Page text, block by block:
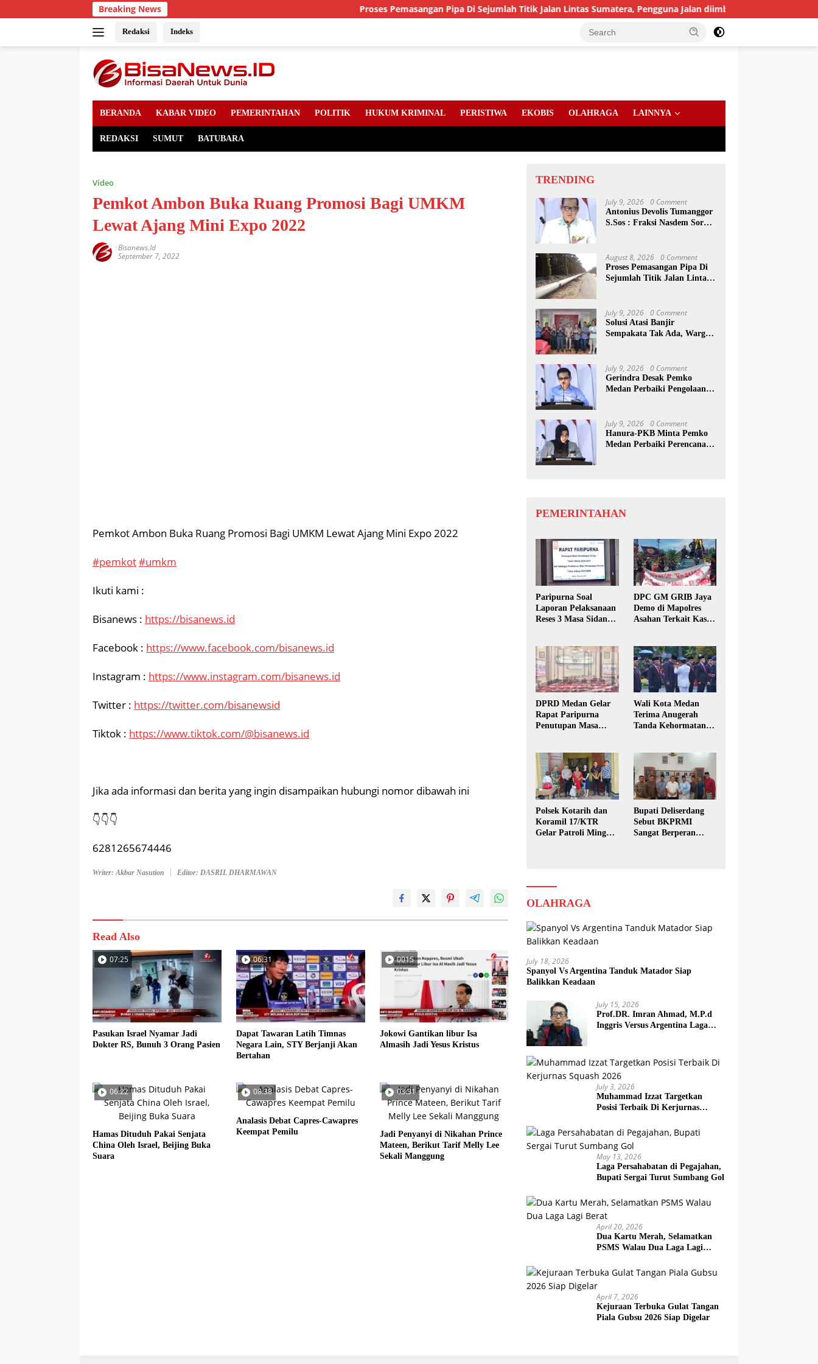
to
Breaking News Proses Pemasangan Pipa Di Sejumlah Titik Jalan Lintas Sumatera, Pengguna Jalan diimbau Untuk meningkatkan
Redaksi Indeks
BERANDA KABAR VIDEO PEMERINTAHAN POLITIK HUKUM KRIMINAL PERISTIWA EKOBIS OLAHRAGA LAINNYA
REDAKSI SUMUT BATUBARA
Video
Pemkot Ambon Buka Ruang Promosi Bagi UMKM
Lewat Ajang Mini Expo 2022
Bisanews.id
September 7, 2022
Pemkot Ambon Buka Ruang Promosi Bagi UMKM Lewat Ajang Mini Expo 2022
#pemkot#umkm
Ikuti kami :
Bisanews : https://bisanews.id
Facebook : https://www.facebook.com/bisanews.id
Instagram : https://www.instagram.com/bisanews.id
Twitter : https://twitter.com/bisanewsid
Tiktok : https://www.tiktok.com/@bisanews.id
Jika ada informasi dan berita yang ingin disampaikan hubungi nomor dibawah ini
👇👇👇
6281265674446
Writer: Akbar Nasution Editor: DASRIL DHARMAWAN
Read Also
07:25
Pasukan Israel Nyamar Jadi
Dokter RS, Bunuh 3 Orang Pasien
06:31
Dapat Tawaran Latih Timnas
Negara Lain, STY Berjanji Akan
Bertahan
0015
Jokowi Gantikan libur Isa
Almasih Jadi Yesus Kristus
06:22
Hamas Dituduh Pakai Senjata
China Oleh Israel, Beijing Buka
Suara
08:38
Analasis Debat Capres-Cawapres
Keempat Pemilu
03:31
Jadi Penyanyi di Nikahan Prince
Mateen, Berikut Tarif Melly Lee
Sekali Manggung
TRENDING
July 9, 2026 0 Comment
Antonius Devolis Tumanggor
S.Sos : Fraksi Nasdem Soroti
August 8, 2026 0 Comment
Proses Pemasangan Pipa Di
Sejumlah Titik Jalan Lintas
meningkatkan Kewaspadaan
July 9, 2026 0 Comment
Solusi Atasi Banjir
Sempakata Tak Ada, Warga
July 9, 2026 0 Comment
Gerindra Desak Pemko
Medan Perbaiki Pengolaan
July 9, 2026 0 Comment
Hanura-PKB Minta Pemko
Medan Perbaiki Perencanaan
PEMERINTAHAN
Paripurna Soal
Laporan Pelaksanaan
Reses 3 Masa Sidang
DPC GM GRIB Jaya
Demo di Mapolres
Asahan Terkait Kasus
DPRD Medan Gelar
Rapat Paripurna
Penutupan Masa
Wali Kota Medan
Terima Anugerah
Tanda Kehormatan
Polsek Kotarih dan
Koramil 17/KTR
Gelar Patroli Minggu
Bupati Deliserdang
Sebut BKPRMI
Sangat Berperan
OLAHRAGA
July 18, 2026
Spanyol Vs Argentina Tanduk Matador Siap
Balikkan Keadaan
July 15, 2026
Prof.DR. Imran Ahmad, M.P.d
Inggris Versus Argentina Laga
July 3, 2026
Muhammad Izzat Targetkan
Posisi Terbaik Di Kerjurnas
May 13, 2026
Laga Persahabatan di Pegajahan,
Bupati Sergai Turut Sumbang Gol
April 20, 2026
Dua Kartu Merah, Selamatkan
PSMS Walau Dua Laga Lagi
April 7, 2026
Kejuraan Terbuka Gulat Tangan
Piala Gubsu 2026 Siap Digelar